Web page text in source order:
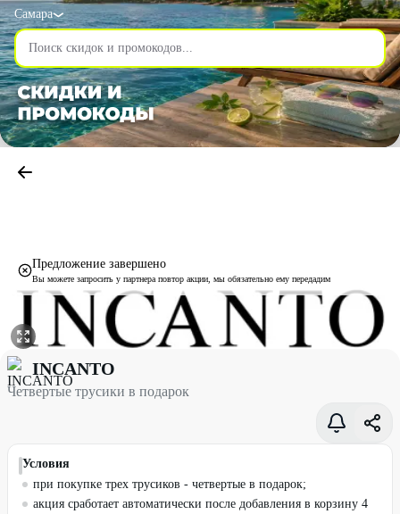
Самара
Предложение завершено
Вы можете запросить у партнера повтор акции, мы обязательно ему передадим
Четвертые трусики в подарок со скидкой 100% - INCANTO в
INCANTO
Четвертые трусики в подарок
Условия
при покупке трех трусиков - четвертые в подарок;
акция сработает автоматически после добавления в корзину 4